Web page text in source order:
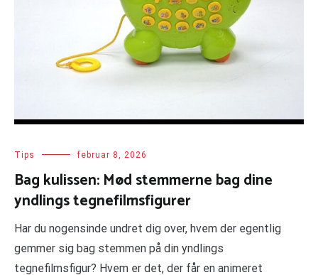
Tips februar 8, 2026
Bag kulissen: Mød stemmerne bag dine
yndlings tegnefilmsfigurer
Har du nogensinde undret dig over, hvem der egentlig
gemmer sig bag stemmen på din yndlings
tegnefilmsfigur? Hvem er det, der får en animeret